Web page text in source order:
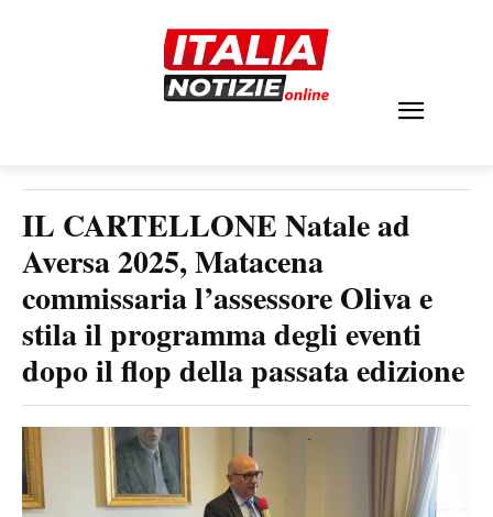
IL CARTELLONE Natale ad
Aversa 2025, Matacena
commissaria l’assessore Oliva e
stila il programma degli eventi
dopo il flop della passata edizione